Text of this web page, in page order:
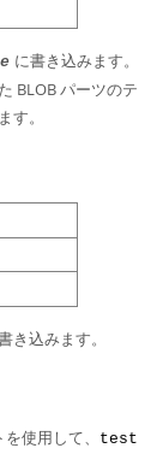
に書き込みます。
BLOB パーツのテ
。
込みます。
使用して、 test